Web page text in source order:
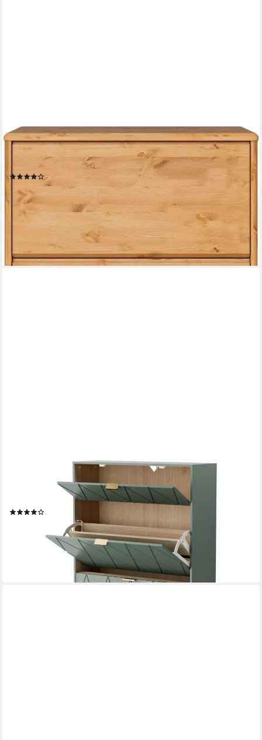
OTTO HOME
Schuhschrank Luven FSC® zertifiziertes Massivholz, mit 3
Klappen
(18)
299,99 € UVP 340,19 €
-12%
Schuhschrank mit 2 Klappen Schuhregal Schukipper (Schmal
Schrank. Schuhkommode im Flur) 80 x 24 x 120 cm für 16 Paar
Schuhe,Platzsparend
239,99 €
lieferbar - in 7-9 Werktagen bei dir
+1